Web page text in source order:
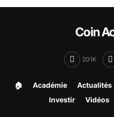
Coin
201K
🏠︎ Académie Actualités
Investir Vidéos